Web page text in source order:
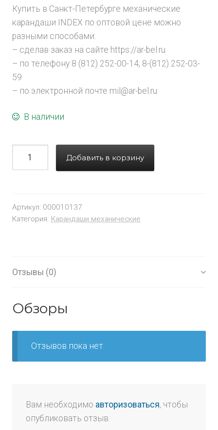
Купить в Санкт-Петербурге механические
карандаши INDEX по оптовой цене можно
разными способами:
– сделав заказ на сайте https://ar-bel.ru
– по телефону 8 (812) 252-00-14, 8-(812) 252-03-
59
– по электронной почте mil@ar-bel.ru
В наличии
Добавить в корзину
Артикул: 000010137
Категория: Карандаши механические
Отзывы (0)
Обзоры
Отзывов пока нет.
Вам необходимо авторизоваться, чтобы
опубликовать отзыв.